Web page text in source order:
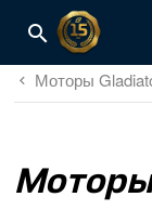
Моторы